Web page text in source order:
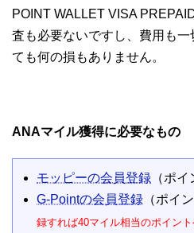
POINT WALLET VISA
査も必要ないですし、費用も
ても何の損もありません。
ANAマイル獲得に必要なもの
モッピーの会員登録 （ポ
G-Pointの会員登録 （ポイ
録すれば40マイル相当のポイント